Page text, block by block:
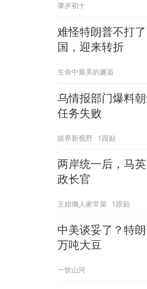
肇岁初十
难怪特朗普不打
国，迎来转折
生命中最美的邂逅
乌情报部门爆料
任务失败
娱界新视野 1跟贴
两岸统一后，马
政长官
王姐懒人家常菜 1跟贴
中美谈妥了？特
万吨大豆
一饮山河